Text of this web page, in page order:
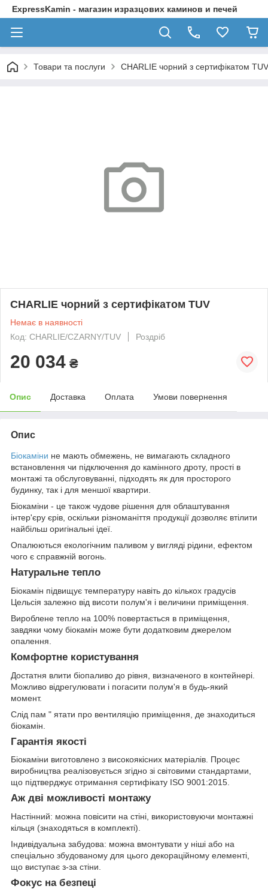
ExpressKamin - магазин изразцових каминов и печей
Товари та послуги CHARLIE чорний з сертифікатом TUV
CHARLIE чорний з сертифікатом TUV
Немає в наявності
Код: CHARLIE/CZARNY/TUV
Роздріб
20 034 ₴
Опис Доставка Оплата Умови повернення
Опис
Біокаміни не мають обмежень, не вимагають складного
встановлення чи підключення до камінного дроту, прості в
монтажі та обслуговуванні, підходять як для просторого
будинку, так і для меншої квартири.
Біокаміни - це також чудове рішення для облаштування
інтер'єру єрів, оскільки різноманіття продукції дозволяє втілити
найбільш оригінальні ідеї.
Опалюються екологічним паливом у вигляді рідини, ефектом
чого є справжній вогонь.
Натуральне тепло
Біокамін підвищує температуру навіть до кількох градусів
Цельсія залежно від висоти полум'я і величини приміщення.
Вироблене тепло на 100% повертається в приміщення,
завдяки чому біокамін може бути додатковим джерелом
опалення.
Комфортне користування
Достатня влити біопаливо до рівня, визначеного в контейнері.
Можливо відрегулювати і погасити полум'я в будь-який
момент.
Слід пам " ятати про вентиляцію приміщення, де знаходиться
біокамін.
Гарантія якості
Біокаміни виготовлено з високоякісних матеріалів. Процес
виробництва реалізовується згідно зі світовими стандартами,
що підтверджує отримання сертифікату ISO 9001:2015.
Аж дві можливості монтажу
Настінний: можна повісити на стіні, використовуючи монтажні
кільця (знаходяться в комплекті).
Індивідуальна забудова: можна вмонтувати у ніші або на
спеціально збудованому для цього декораційному елементі,
що виступає з-за стіни.
Фокус на безпеці